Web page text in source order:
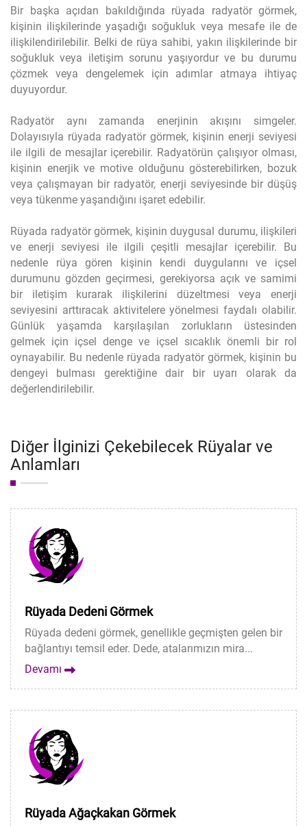
Bir başka açıdan bakıldığında rüyada radyatör görmek,
kişinin ilişkilerinde yaşadığı soğukluk veya mesafe ile de
ilişkilendirilebilir. Belki de rüya sahibi, yakın ilişkilerinde bir
soğukluk veya iletişim sorunu yaşıyordur ve bu durumu
çözmek veya dengelemek için adımlar atmaya ihtiyaç
duyuyordur.
Radyatör aynı zamanda enerjinin akışını simgeler.
Dolayısıyla rüyada radyatör görmek, kişinin enerji seviyesi
ile ilgili de mesajlar içerebilir. Radyatörün çalışıyor olması,
kişinin enerjik ve motive olduğunu gösterebilirken, bozuk
veya çalışmayan bir radyatör, enerji seviyesinde bir düşüş
veya tükenme yaşandığını işaret edebilir.
Rüyada radyatör görmek, kişinin duygusal durumu, ilişkileri
ve enerji seviyesi ile ilgili çeşitli mesajlar içerebilir. Bu
nedenle rüya gören kişinin kendi duygularını ve içsel
durumunu gözden geçirmesi, gerekiyorsa açık ve samimi
bir iletişim kurarak ilişkilerini düzeltmesi veya enerji
seviyesini arttıracak aktivitelere yönelmesi faydalı olabilir.
Günlük yaşamda karşılaşılan zorlukların üstesinden
gelmek için içsel denge ve içsel sıcaklık önemli bir rol
oynayabilir. Bu nedenle rüyada radyatör görmek, kişinin bu
dengeyi bulması gerektiğine dair bir uyarı olarak da
değerlendirilebilir.
Diğer İlginizi Çekebilecek Rüyalar ve
Anlamları
Rüyada Dedeni Görmek
Rüyada dedeni görmek, genellikle geçmişten gelen bir
bağlantıyı temsil eder. Dede, atalarımızın mira...
Devamı
Rüyada Ağaçkakan Görmek